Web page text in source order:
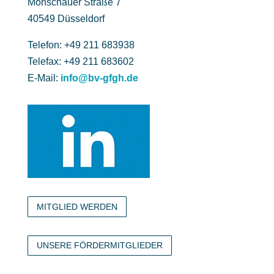
Monschauer Straße 7
40549 Düsseldorf
Telefon: +49 211 683938
Telefax: +49 211 683602
E-Mail: info@bv-gfgh.de
MITGLIED WERDEN
UNSERE FÖRDERMITGLIEDER